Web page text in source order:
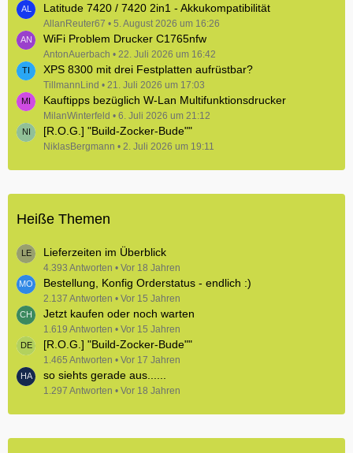
ä
g
e
e
i
t
r
ä
g
e
Latitude 7420 / 7420 2in1 - Akkukompatibilität
AllanReuter67 5. August 2026 um 16:26
WiFi Problem Drucker C1765nfw
AntonAuerbach 22. Juli 2026 um 16:42
XPS 8300 mit drei Festplatten aufrüstbar?
TillmannLind 21. Juli 2026 um 17:03
Kauftipps bezüglich W-Lan Multifunktionsdrucker
MilanWinterfeld 6. Juli 2026 um 21:12
[R.O.G.] "Build-Zocker-Bude""
NiklasBergmann 2. Juli 2026 um 19:11
Heiße Themen
Lieferzeiten im Überblick
4.393 Antworten Vor 18 Jahren
Bestellung, Konfig Orderstatus - endlich :)
2.137 Antworten Vor 15 Jahren
Jetzt kaufen oder noch warten
1.619 Antworten Vor 15 Jahren
[R.O.G.] "Build-Zocker-Bude""
1.465 Antworten Vor 17 Jahren
so siehts gerade aus......
1.297 Antworten Vor 18 Jahren